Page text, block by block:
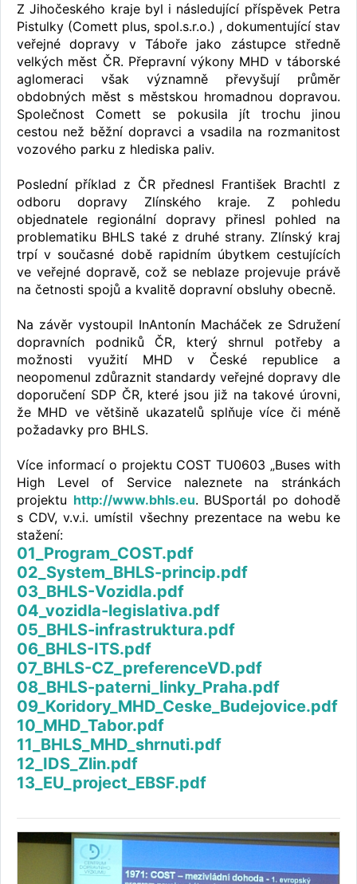
Z Jihočeského kraje byl i následující příspěvek Petra
Pistulky (Comett plus, spol.s.r.o.) , dokumentující stav
veřejné dopravy v Táboře jako zástupce středně
velkých měst ČR. Přepravní výkony MHD v táborské
aglomeraci však významně převyšují průměr
obdobných měst s městskou hromadnou dopravou.
Společnost Comett se pokusila jít trochu jinou
cestou než běžní dopravci a vsadila na rozmanitost
vozového parku z hlediska paliv.
Poslední příklad z ČR přednesl František Brachtl z
odboru dopravy Zlínského kraje. Z pohledu
objednatele regionální dopravy přinesl pohled na
problematiku BHLS také z druhé strany. Zlínský kraj
trpí v současné době rapidním úbytkem cestujících
ve veřejné dopravě, což se neblaze projevuje právě
na četnosti spojů a kvalitě dopravní obsluhy obecně.
Na závěr vystoupil InAntonín Macháček ze Sdružení
dopravních podniků ČR, který shrnul potřeby a
možnosti využití MHD v České republice a
neopomenul zdůraznit standardy veřejné dopravy dle
doporučení SDP ČR, které jsou již na takové úrovni,
že MHD ve většině ukazatelů splňuje více či méně
požadavky pro BHLS.
Více informací o projektu COST TU0603 „Buses with
High Level of Service naleznete na stránkách
projektu http://www.bhls.eu. BUSportál po dohodě
s CDV, v.v.i. umístil všechny prezentace na webu ke
stažení:
01_Program_COST.pdf
02_System_BHLS-princip.pdf
03_BHLS-Vozidla.pdf
04_vozidla-legislativa.pdf
05_BHLS-infrastruktura.pdf
06_BHLS-ITS.pdf
07_BHLS-CZ_preferenceVD.pdf
08_BHLS-paterni_linky_Praha.pdf
09_Koridory_MHD_Ceske_Budejovice.pdf
10_MHD_Tabor.pdf
11_BHLS_MHD_shrnuti.pdf
12_IDS_Zlin.pdf
13_EU_project_EBSF.pdf